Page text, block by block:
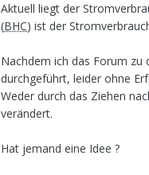
Aktuell liegt der
(BHC) ist der
Nachdem ich das Forum zu
durchgeführt, leider ohne
Weder durch das Ziehen
verändert.
Hat jemand eine Idee ?